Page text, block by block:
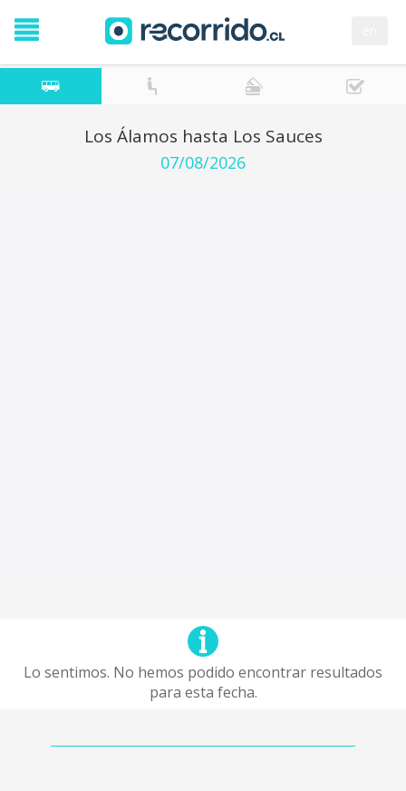
Los Álamos hasta Los Sauces
07/08/2026
Lo sentimos. No hemos podido encontrar resultados
para esta fecha.